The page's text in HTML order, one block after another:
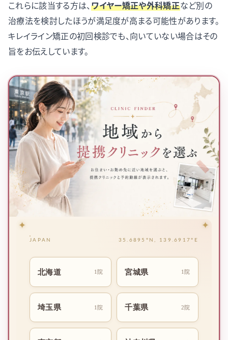
これらに該当する方は、 ワイヤー矯正や外科矯正など別の
治療法を検討したほうが満足度が高まる可能性があります。
キレイライン矯正の初回検診でも、向いていない場合はその
旨をお伝えしています。
地域から提携クリニックを選ぶ
✦ ✦
JAPAN 35.6895°N, 139.6917°E
北海道 1院 宮城県 1院
埼玉県 1院 千葉県 2院